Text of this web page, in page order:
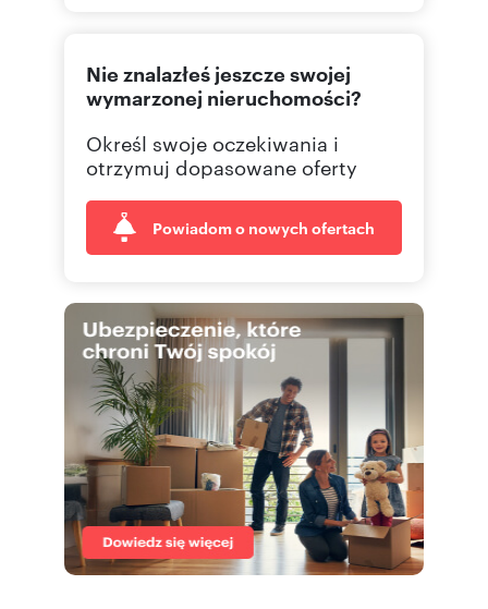
501 21 Pokaż telefon
Nie znalazłeś jeszcze swojej
wymarzonej nieruchomości?
Określ swoje oczekiwania i
otrzymuj dopasowane oferty
Powiadom o nowych ofertach